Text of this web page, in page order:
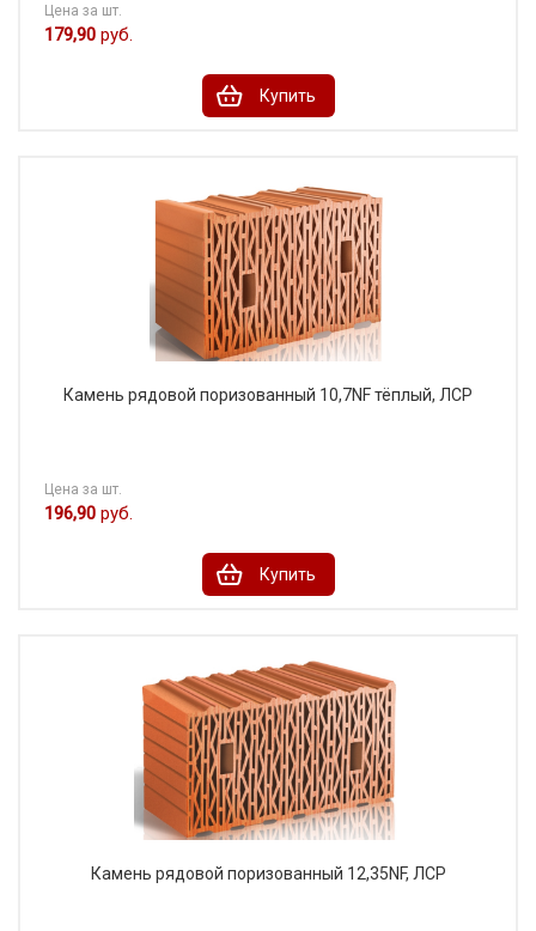
Цена за шт.
179,90 руб.
Купить
Камень рядовой поризованный 10,7NF тёплый, ЛСР
Цена за шт.
196,90 руб.
Купить
Камень рядовой поризованный 12,35NF, ЛСР